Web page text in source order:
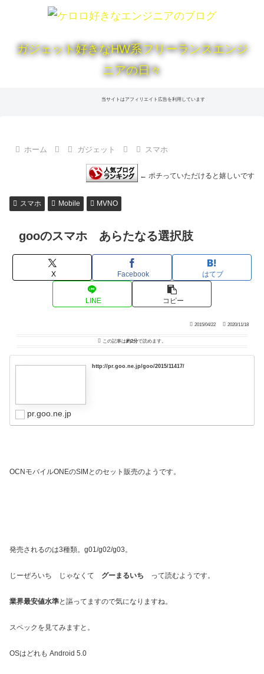
ガジェット好きなHW系フリーランスエンジ
ニアの日々
当サイトはアフィリエイト広告を利用しています
ホーム ガジェット スマホ
← ポチっていただけると嬉しいです
スマホ Mobile MVNO
gooのスマホ あらたなる選択肢
X Facebook はてブ
LINE コピー
2015/04/22 2020/11/18
この記事は約2分で読めます。
http://pr.goo.ne.jp/goo/2015/11417/
pr.goo.ne.jp
OCNモバイルONEのSIMとのセット販売のようです。
発売されるのは3種類。g01/g02/g03。
じーぜろいち じゃなくて グーまるいち って読むようです。
業界最安値水準と謳ってますので気になりますね。
スペックを見てみますと。
OSはどれも Android 5.0